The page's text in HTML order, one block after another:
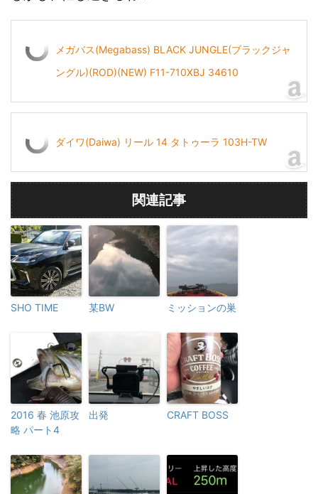
メガバス(Megabass) BLACK JUNGLE(ブラックジャ
ングル)(ROD)(NEW) F11-710XBJ 34610
ダイワ(Daiwa) リール 14 タトゥーラ 103H-TW
関連記事
SHO TIME 某BW ミッションの巣
2016 春 池原攻
略 パート4
出発 CRAFT BOSS